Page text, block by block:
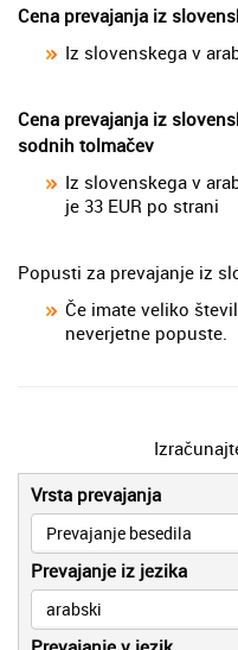
Cena prevajanja iz
Iz slovenskega v
Cena prevajanja iz
sodnih tolmačev
Iz slovenskega v
je 33 EUR po strani
Popusti za prevajanje iz
Če imate veliko
neverjetne popuste.
Vrsta prevajanja
Prevajanje besedila
Prevajanje iz jezika
arabski